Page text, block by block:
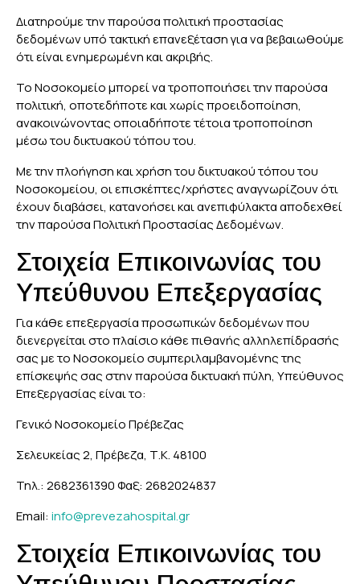
Διατηρούμε την παρούσα πολιτική προστασίας
δεδομένων υπό τακτική επανεξέταση για να βεβαιωθούμε
ότι είναι ενημερωμένη και ακριβής.
Το Νοσοκομείο μπορεί να τροποποιήσει την παρούσα
πολιτική, οποτεδήποτε και χωρίς προειδοποίηση,
ανακοινώνοντας οποιαδήποτε τέτοια τροποποίηση
μέσω του δικτυακού τόπου του.
Με την πλοήγηση και χρήση του δικτυακού τόπου του
Νοσοκομείου, οι επισκέπτες/χρήστες αναγνωρίζουν ότι
έχουν διαβάσει, κατανοήσει και ανεπιφύλακτα αποδεχθεί
την παρούσα Πολιτική Προστασίας Δεδομένων.
Στοιχεία Επικοινωνίας του
Υπεύθυνου Επεξεργασίας
Για κάθε επεξεργασία προσωπικών δεδομένων που
διενεργείται στο πλαίσιο κάθε πιθανής αλληλεπίδρασής
σας με το Νοσοκομείο συμπεριλαμβανομένης της
επίσκεψής σας στην παρούσα δικτυακή πύλη, Υπεύθυνος
Επεξεργασίας είναι το:
Γενικό Νοσοκομείο Πρέβεζας
Σελευκείας 2, Πρέβεζα, Τ.Κ. 48100
Τηλ.: 2682361390 Φαξ: 2682024837
Email: info@prevezahospital.gr
Στοιχεία Επικοινωνίας του